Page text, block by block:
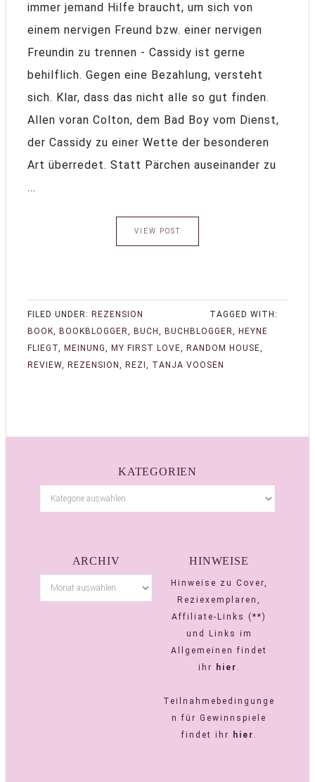
immer jemand Hilfe braucht, um sich von
einem nervigen Freund bzw. einer nervigen
Freundin zu trennen - Cassidy ist gerne
behilflich. Gegen eine Bezahlung, versteht
sich. Klar, dass das nicht alle so gut finden.
Allen voran Colton, dem Bad Boy vom Dienst,
der Cassidy zu einer Wette der besonderen
Art überredet. Statt Pärchen auseinander zu
...
VIEW POST
FILED UNDER: REZENSION
TAGGED WITH:
BOOK, BOOKBLOGGER, BUCH , BUCHBLOGGER, HEYNE
FLIEGT, MEINUNG, MY FIRST LOVE, RANDOM HOUSE,
REVIEW, REZENSION , REZI , TANJA VOOSEN
KATEGORIEN
ARCHIV HINWEISE
Hinweise zu Cover,
Reziexemplaren,
Affiliate-Links (**)
und Links im
Allgemeinen findet
ihr
hier .
Teilnahmebedingunge
n für Gewinnspiele
findet ihr
hier .